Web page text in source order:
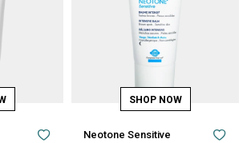
Neotone Sensitive